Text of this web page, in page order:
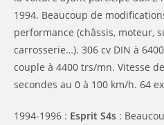
1994. Beaucoup de
performance (châssis, moteur,
carrosserie…). 306 cv DIN à
couple à 4400 trs/mn. Vitesse
secondes au 0 à 100 km/h. 64
1994-1996 : Esprit S4s :